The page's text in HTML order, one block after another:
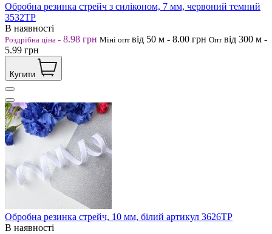
Обробна резинка стрейч з силіконом, 7 мм, червоний темний
3532ТР
В наявності
Роздрібна ціна - 8.98 грн Міні опт від 50 м - 8.00 грн Опт від 300 м -
5.99 грн
Купити
Обробна резинка стрейч, 10 мм, білий артикул 3626ТР
В наявності